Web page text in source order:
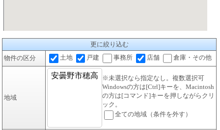
更に絞り込む
物件の区分
土地 戸建 事務所 店舗 倉庫・その他
地域
※未選択なら指定なし。複数選択可
Windowsの方は[Ctrl]キーを、Macintosh
の方は[コマンド]キーを押しながらクリ
ック。
全ての地域（条件を外す）